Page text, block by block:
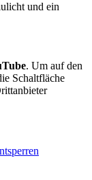
und ein
. Um auf den
Schaltfläche